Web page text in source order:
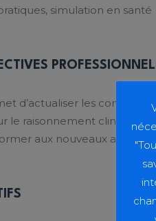
simulation en santé
d’actualiser les
le raisonnement clinique
aux nouveaux actes de